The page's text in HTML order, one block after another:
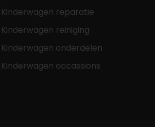
Kinderwagen reparatie
Kinderwagen reiniging
Kinderwagen onderdelen
Kinderwagen occassions